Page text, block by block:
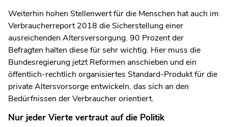
Weiterhin hohen Stellenwert für die Menschen hat auch im
Verbraucherreport 2018 die Sicherstellung einer
ausreichenden Altersversorgung. 90 Prozent der
Befragten halten diese für sehr wichtig. Hier muss die
Bundesregierung jetzt Reformen anschieben und ein
öffentlich-rechtlich organisiertes Standard-Produkt für die
private Altersvorsorge entwickeln, das sich an den
Bedürfnissen der Verbraucher orientiert.
Nur jeder Vierte vertraut auf die Politik